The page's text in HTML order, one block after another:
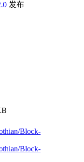
发布
Block-
Block-